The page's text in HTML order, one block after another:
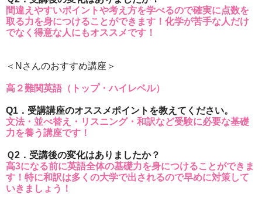
間違えやすいポイントや考え方を学べるので確実に点数を
取る力を身につけることができます！化学が苦手な人だけ
でなく得意な人にもオススメです！
＜Nさんのおすすめ講座＞
高２難関英語（トップ・ハイレベル）
Q1．受講講座のオススメポイントを教えてください。
文法・並べ替え・リスニング・和訳など受験に必要な基礎
力を養う講座です！
Ｑ2．受講後の変化はありましたか？
高3になる前に英語全体の基礎力を身につけることができま
す！特に和訳は多くの大学で出されるので早めに対策して
いきましょう！